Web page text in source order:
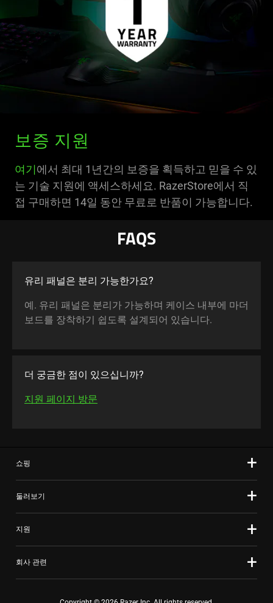
보증 지원
여기에서 최대 1년간의 보증을 획득하고 믿을 수 있
는 기술 지원에 액세스하세요. RazerStore에서 직
접 구매하면 14일 동안 무료로 반품이 가능합니다.
FAQS
유리 패널은 분리 가능한가요?
예. 유리 패널은 분리가 가능하며 케이스 내부에 마더
보드를 장착하기 쉽도록 설계되어 있습니다.
더 궁금한 점이 있으십니까?
지원 페이지 방문
쇼핑
둘러보기
지원
회사 관련